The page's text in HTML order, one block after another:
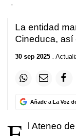
.
La entidad
Cineduca, así
30 sep 2025 .
Añade a La Voz
l Ateneo